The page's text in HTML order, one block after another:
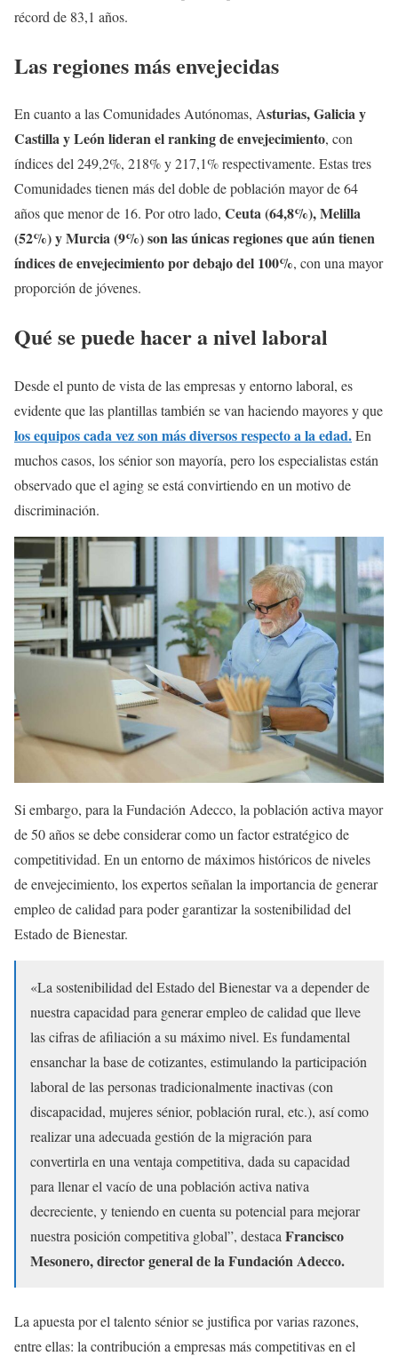
récord de 83,1 años.
Las regiones más envejecidas
En cuanto a las Comunidades Autónomas, Asturias, Galicia y
Castilla y León lideran el ranking de envejecimiento, con
índices del 249,2%, 218% y 217,1% respectivamente. Estas tres
Comunidades tienen más del doble de población mayor de 64
años que menor de 16. Por otro lado, Ceuta (64,8%), Melilla
(52%) y Murcia (9%) son las únicas regiones que aún tienen
índices de envejecimiento por debajo del 100%, con una mayor
proporción de jóvenes.
Qué se puede hacer a nivel laboral
Desde el punto de vista de las empresas y entorno laboral, es
evidente que las plantillas también se van haciendo mayores y que
los equipos cada vez son más diversos respecto a la edad.En
muchos casos, los sénior son mayoría, pero los especialistas están
observado que el aging se está convirtiendo en un motivo de
discriminación.
Si embargo, para la Fundación Adecco, la población activa mayor
de 50 años se debe considerar como un factor estratégico de
competitividad. En un entorno de máximos históricos de niveles
de envejecimiento, los expertos señalan la importancia de generar
empleo de calidad para poder garantizar la sostenibilidad del
Estado de Bienestar.
«La sostenibilidad del Estado del Bienestar va a depender de
nuestra capacidad para generar empleo de calidad que lleve
las cifras de afiliación a su máximo nivel. Es fundamental
ensanchar la base de cotizantes, estimulando la participación
laboral de las personas tradicionalmente inactivas (con
discapacidad, mujeres sénior, población rural, etc.), así como
realizar una adecuada gestión de la migración para
convertirla en una ventaja competitiva, dada su capacidad
para llenar el vacío de una población activa nativa
decreciente, y teniendo en cuenta su potencial para mejorar
nuestra posición competitiva global”, destaca Francisco
Mesonero, director general de la Fundación Adecco.
La apuesta por el talento sénior se justifica por varias razones,
entre ellas: la contribución a empresas más competitivas en el